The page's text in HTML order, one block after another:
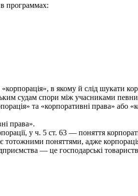
программах:
в якому й слід шукати
судам спори між учасниками
та «корпоративні права» або
права».
у ч. 5 ст. 63 — поняття
поняттями, адже
— це господарські